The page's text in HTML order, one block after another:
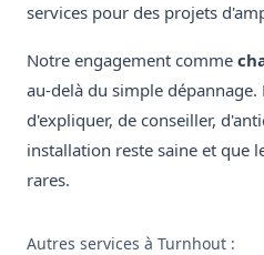
services pour des projets
Notre engagement comme
au-delà du simple
d'expliquer, de conseiller,
installation reste saine et que
rares.
Autres services à Turnhout :